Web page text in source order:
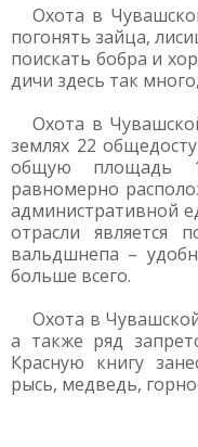
Охота в
погонять зайца,
поискать бобра и
дичи здесь так
Охота в
землях 22
общую площадь
равномерно
административной
отрасли является
вальдшнепа –
больше всего.
Охота в
а также ряд
Красную книгу
рысь, медведь,